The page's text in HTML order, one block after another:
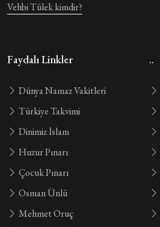
Vehbi Tülek kimdir?
Faydalı Linkler
Dünya Namaz Vakitleri
Türkiye Takvimi
Dinimiz İslam
Huzur Pınarı
Çocuk Pınarı
Osman Ünlü
Mehmet Oruç
..